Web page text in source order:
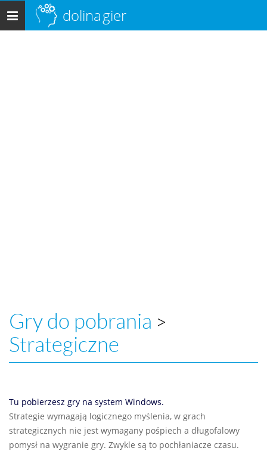
Menu
główne
dolinagier
Gry do pobrania >
Strategiczne
Tu pobierzesz gry na system Windows.
Strategie wymagają logicznego myślenia, w grach
strategicznych nie jest wymagany pośpiech a długofalowy
pomysł na wygranie gry. Zwykle są to pochłaniacze czasu.